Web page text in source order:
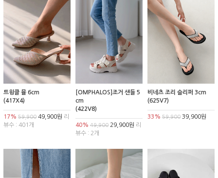
트윙클 뮬 6cm
(417X4)
17% 59,900 49,900원 리
뷰수 : 401개
[OMPHALOS]조거 샌들 5
cm
(422V8)
40% 49,90029,900원 리
뷰수 : 2개
비네츠 조리 슬리퍼 3cm
(625V7)
33% 59,90039,900원